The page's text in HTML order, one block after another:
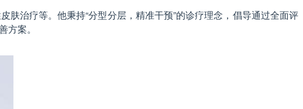
治疗等。他秉持“分型分层，精准干预”的诊疗理念，倡导通过全面评
案。